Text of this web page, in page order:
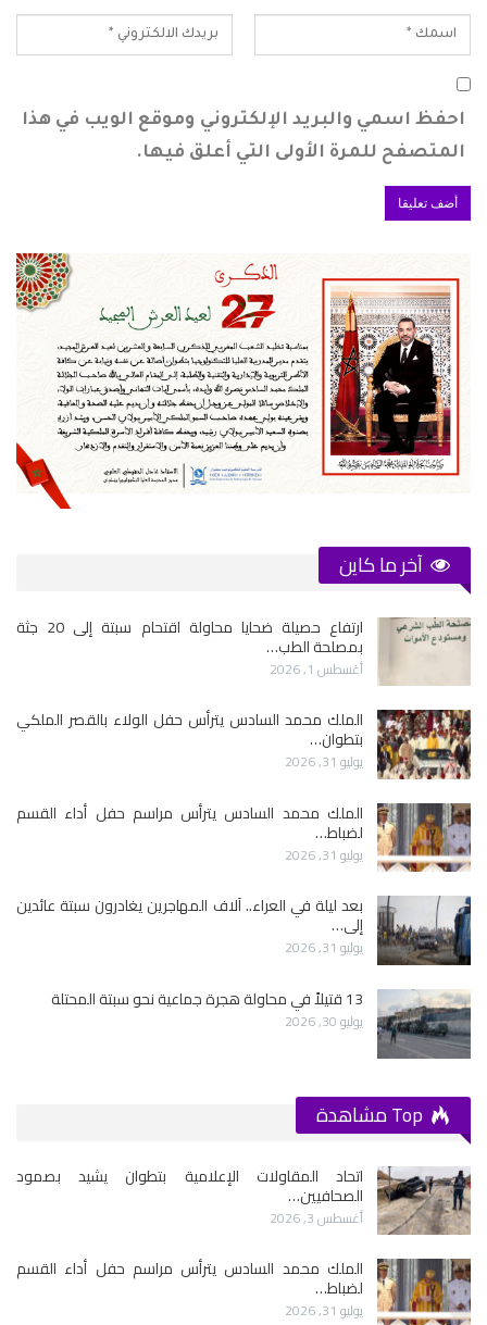
احفظ اسمي والبريد الإلكتروني وموقع الويب في هذا
المتصفح للمرة الأولى التي أعلق فيها.
آخر ما كاين
ارتفاع حصيلة ضحايا محاولة اقتحام سبتة إلى 20 جثة
بمصلحة الطب…
أغسطس 1, 2026
الملك محمد السادس يترأس حفل الولاء بالقصر الملكي
بتطوان…
يوليو 31, 2026
الملك محمد السادس يترأس مراسم حفل أداء القسم
لضباط…
يوليو 31, 2026
بعد ليلة في العراء.. آلاف المهاجرين يغادرون سبتة عائدين
إلى…
يوليو 31, 2026
13 قتيلاً في محاولة هجرة جماعية نحو سبتة المحتلة
يوليو 30, 2026
اتحاد المقاولات الإعلامية بتطوان يشيد بصمود
الصحافيين…
أغسطس 3, 2026
الملك محمد السادس يترأس مراسم حفل أداء القسم
لضباط…
يوليو 31, 2026